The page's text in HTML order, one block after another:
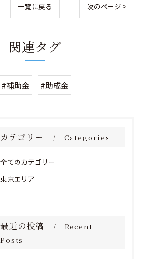
一覧に戻る 次のページ >
関連タグ
#補助金 #助成金
カテゴリー Categories
全てのカテゴリー
東京エリア
最近の投稿
Recent
Posts